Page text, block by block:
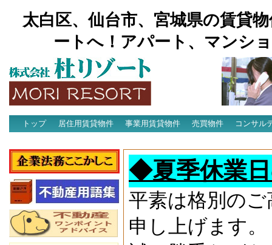
太白区、仙台市、宮城県の賃貸
ートへ！アパート、マンシ
トップ 居住用賃貸物件 事業用賃貸物件 売買物件
コンサル
◆夏季休業
平素は格別の
申し上げます。